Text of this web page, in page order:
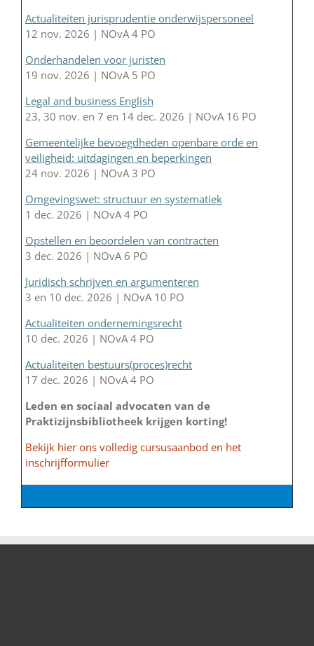
Actualiteiten jurisprudentie onderwijspersoneel
12 nov. 2026 | NOvA 4 PO
Onderhandelen voor juristen
19 nov. 2026 | NOvA 5 PO
Legal and business English
23, 30 nov. en 7 en 14 dec. 2026 | NOvA 16 PO
Gemeentelijke bevoegdheden openbare orde en
veiligheid: uitdagingen en beperkingen
24 nov. 2026 | NOvA 3 PO
Omgevingswet: structuur en systematiek
1 dec. 2026 | NOvA 4 PO
Opstellen en beoordelen van contracten
3 dec. 2026 | NOvA 6 PO
Juridisch schrijven en argumenteren
3 en 10 dec. 2026 | NOvA 10 PO
Actualiteiten ondernemingsrecht
10 dec. 2026 | NOvA 4 PO
Actualiteiten bestuurs(proces)recht
17 dec. 2026 | NOvA 4 PO
Leden en sociaal advocaten van de
Praktizijnsbibliotheek krijgen korting!
Bekijk hier ons volledig cursusaanbod en het
inschrijfformulier